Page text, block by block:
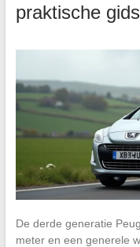
praktische
De derde generatie
meter en een generele